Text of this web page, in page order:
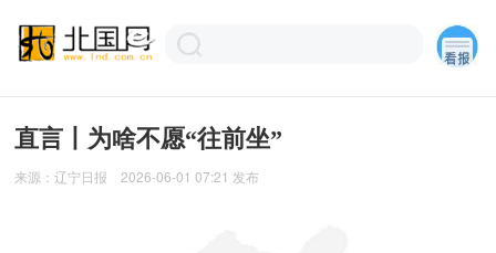
直言丨为啥不愿“往前坐”
来源：辽宁日报 2026-06-01 07:21 发布